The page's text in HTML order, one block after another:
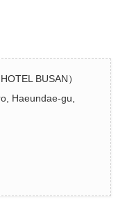
BUSAN）
Haeundae-gu,